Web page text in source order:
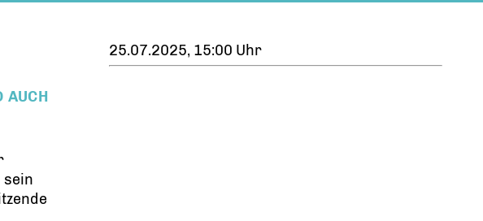
AUCH
sein
25.07.2025, 15:00 Uhr